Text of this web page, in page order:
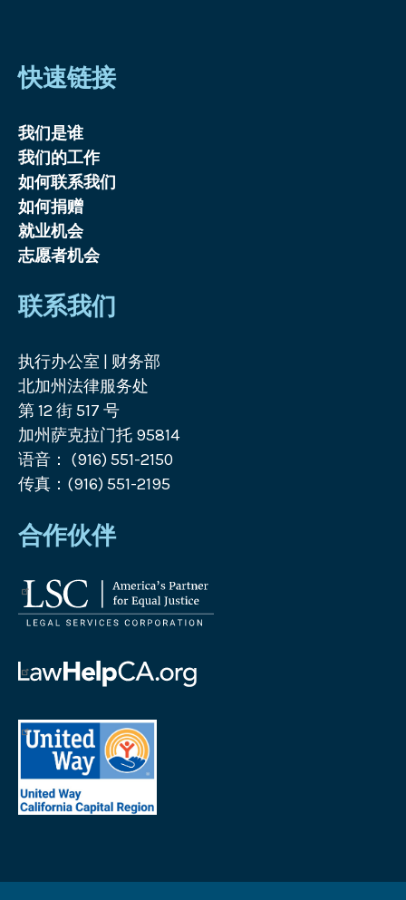
快速链接
我们是谁
我们的工作
如何联系我们
如何捐赠
就业机会
志愿者机会
联系我们
执行办公室 | 财务部
北加州法律服务处
第 12 街 517 号
加州萨克拉门托 95814
语音： (916) 551-2150
传真：(916) 551-2195
合作伙伴
法
律
务
公
徽
法
律
帮
加
州
标
加
首
府
地
区
劝